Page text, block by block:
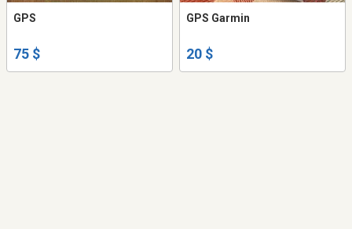
GPS
75 $
GPS Garmin
20 $